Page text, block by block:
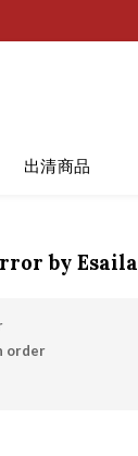
出清商品
by Esaila
order